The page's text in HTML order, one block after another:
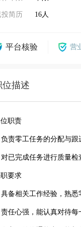
投简历 16人
平台核验 营
位描述
职责
负责零工任务的分配与
对已完成任务进行质量
要求
具备相关工作经验，熟悉
任心强，能认真对待每